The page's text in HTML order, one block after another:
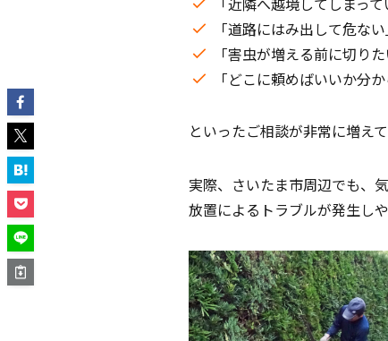
「道路にはみ出して危ない
「害虫が増える前に切りた
「どこに頼めばいいか分か
といったご相談が非常に増えて
実際、さいたま市周辺でも、
放置によるトラブルが発生し